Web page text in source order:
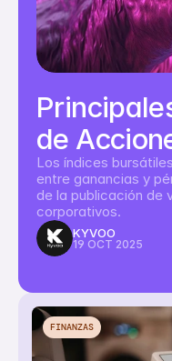
de
Los índices
entre ganancias y
de la publicación de
corporativos.
KYVOO
19 OCT 2025
FINANZAS